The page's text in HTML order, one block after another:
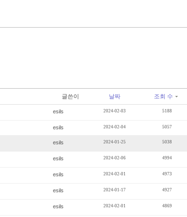
글쓴이 날짜 조회 수
esils 2024-02-03 5188
esils 2024-02-04 5057
esils 2024-01-25 5038
esils 2024-02-06 4994
esils 2024-02-01 4973
esils 2024-01-17 4927
esils 2024-02-01 4869